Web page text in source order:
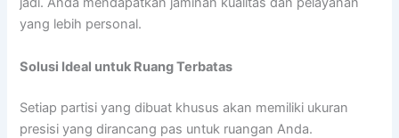
yang lebih personal.
Solusi Ideal untuk Ruang Terbatas
Setiap partisi yang dibuat khusus akan memiliki ukuran
presisi yang dirancang pas untuk ruangan Anda.